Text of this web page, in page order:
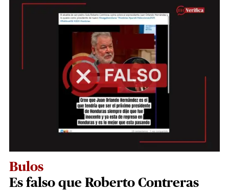
Bulos
Es falso que Roberto Contreras